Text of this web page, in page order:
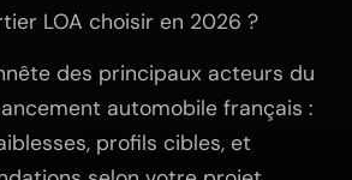
LOA choisir en 2026 ?
des principaux acteurs du
automobile français :
profils cibles, et